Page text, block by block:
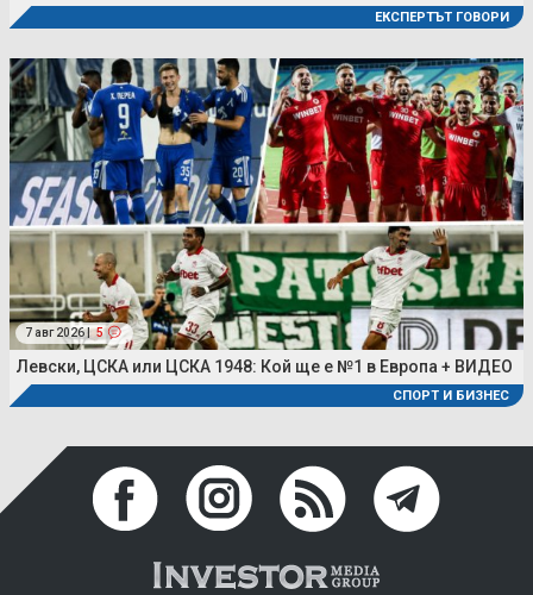
ЕКСПЕРТЪТ ГОВОРИ
7 авг 2026 | 5
Левски, ЦСКА или ЦСКА 1948: Кой ще е №1 в Европа + ВИДЕО
СПОРТ И БИЗНЕС